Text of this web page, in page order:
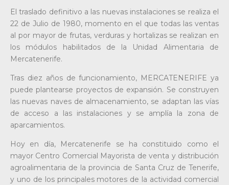
El traslado definitivo a las nuevas instalaciones se realiza el
22 de Julio de 1980, momento en el que todas las ventas
al por mayor de frutas, verduras y hortalizas se realizan en
los módulos habilitados de la Unidad Alimentaria de
Mercatenerife.
Tras diez años de funcionamiento, MERCATENERIFE ya
puede plantearse proyectos de expansión. Se construyen
las nuevas naves de almacenamiento, se adaptan las vías
de acceso a las instalaciones y se amplía la zona de
aparcamientos.
Hoy en día, Mercatenerife se ha constituido como el
mayor Centro Comercial Mayorista de venta y distribución
agroalimentaria de la provincia de Santa Cruz de Tenerife,
y uno de los principales motores de la actividad comercial